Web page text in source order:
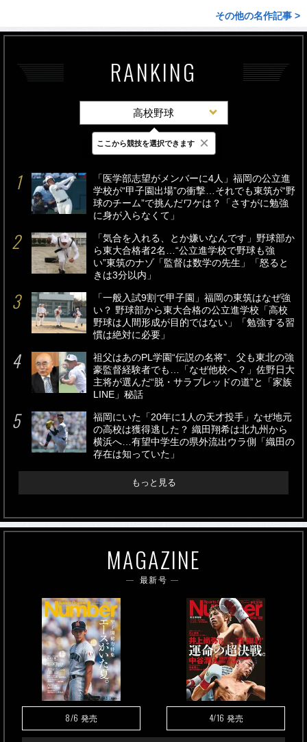
その他の名作記事 >
RANKING
高校野球
最新 24時間 週間
「医学部志望がメンバーに4人」福岡の公立進
学校が“甲子園出場”の衝撃…それでも東筑が“野
球のチーム”で挑んだワケは？「さすがに勉強
に身が入らなくて」
「気合を入れる、とか嫌いなんです」野球部か
ら東大合格者2名…“公立進学校で野球も強
い”東筑のナゾ「監督は数学の先生」「怒ると
きは3分以内」
「一般入試9割で甲子園」福岡の東筑はなぜ強
い？ 野球部から東大合格の公立進学校「高校
野球は人間形成が目的ではない」「勉強する習
慣は絶対に必要」
祖父はあのPL学園“伝説の名将”、父も東北の強
豪監督経験者でも…「なぜ他校へ？」佐野日大
主将が選んだ“脱・サラブレッドの道”と「家族
LINE」秘話
福岡にいた「20年に1人の天才投手」なぜ地元
の高校は獲得逃した？ 織田翔希は北九州から
横浜へ…有望中学生の県外流出ウラ側「織田の
存在は知っていた」
もっと見る
MAGAZINE
最新号
8/6 発売 4/16 発売
ここから競技を選択できます ×